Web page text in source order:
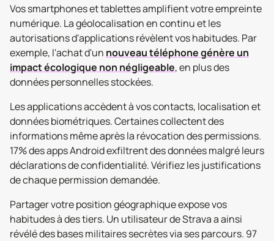
Vos smartphones et tablettes amplifient votre empreinte
numérique. La géolocalisation en continu et les
autorisations d'applications révèlent vos habitudes. Par
exemple, l'achat d'un nouveau téléphone génère un
impact écologique non négligeable, en plus des
données personnelles stockées.
Les applications accèdent à vos contacts, localisation et
données biométriques. Certaines collectent des
informations même après la révocation des permissions.
17% des apps Android exfiltrent des données malgré leurs
déclarations de confidentialité. Vérifiez les justifications
de chaque permission demandée.
Partager votre position géographique expose vos
habitudes à des tiers. Un utilisateur de Strava a ainsi
révélé des bases militaires secrètes via ses parcours. 97